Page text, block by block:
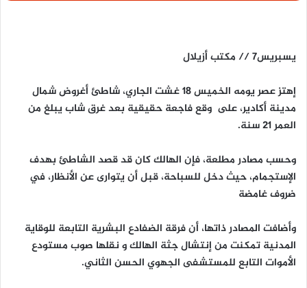
يسبريس7 // مكتب أزيلال
إهتز عصر يومه الخميس 18 غشت الجاري، شاطئ أغروض شمال
مدينة أكادير، على وقع فاجعة حقيقية بعد غرق شاب يبلغ من
العمر 21 سنة.
وحسب مصادر مطلعة، فإن الهالك كان قد قصد الشاطئ بهدف
الإستجمام، حيث دخل للسباحة، قبل أن يتوارى عن الأنظار، في
ضروف غامضة
وأضافت المصادر ذاتها، أن فرقة الضفادع البشرية التابعة للوقاية
المدنية تمكنت من إنتشال جثة الهالك و نقلها صوب مستودع
الأموات التابع للمستشفى الجهوي الحسن الثاني.